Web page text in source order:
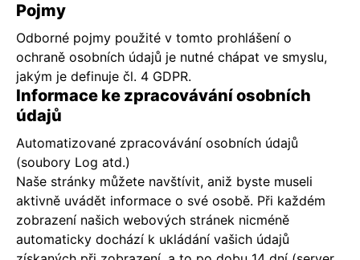
Pojmy
Odborné pojmy použité v tomto prohlášení o
ochraně osobních údajů je nutné chápat ve smyslu,
jakým je definuje čl. 4 GDPR.
Informace ke zpracovávání osobních
údajů
Automatizované zpracovávání osobních údajů
(soubory Log atd.)
Naše stránky můžete navštívit, aniž byste museli
aktivně uvádět informace o své osobě. Při každém
zobrazení našich webových stránek nicméně
automaticky dochází k ukládání vašich údajů